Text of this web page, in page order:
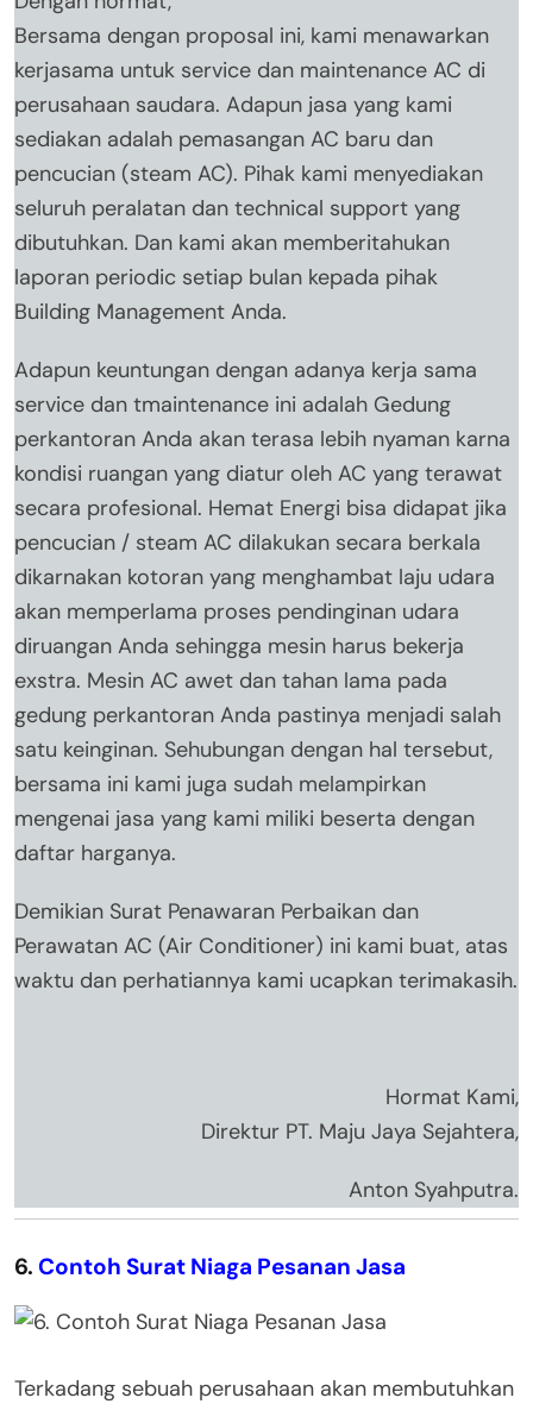
Bersama dengan proposal ini, kami menawarkan
kerjasama untuk service dan maintenance AC di
perusahaan saudara. Adapun jasa yang kami
sediakan adalah pemasangan AC baru dan
pencucian (steam AC). Pihak kami menyediakan
seluruh peralatan dan technical support yang
dibutuhkan. Dan kami akan memberitahukan
laporan periodic setiap bulan kepada pihak
Building Management Anda.
Adapun keuntungan dengan adanya kerja sama
service dan tmaintenance ini adalah Gedung
perkantoran Anda akan terasa lebih nyaman karna
kondisi ruangan yang diatur oleh AC yang terawat
secara profesional. Hemat Energi bisa didapat jika
pencucian / steam AC dilakukan secara berkala
dikarnakan kotoran yang menghambat laju udara
akan memperlama proses pendinginan udara
diruangan Anda sehingga mesin harus bekerja
exstra. Mesin AC awet dan tahan lama pada
gedung perkantoran Anda pastinya menjadi salah
satu keinginan. Sehubungan dengan hal tersebut,
bersama ini kami juga sudah melampirkan
mengenai jasa yang kami miliki beserta dengan
daftar harganya.
Demikian Surat Penawaran Perbaikan dan
Perawatan AC (Air Conditioner) ini kami buat, atas
waktu dan perhatiannya kami ucapkan terimakasih.
Hormat Kami,
Direktur PT. Maju Jaya Sejahtera,
Anton Syahputra.
6. Contoh Surat Niaga Pesanan Jasa
Terkadang sebuah perusahaan akan membutuhkan